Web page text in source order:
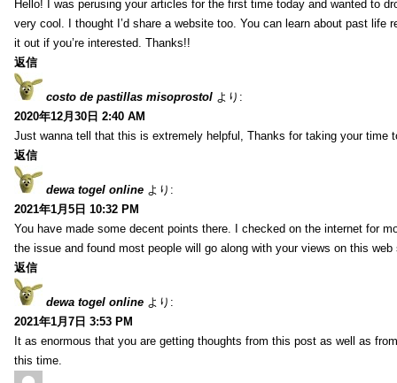
Hello! I was perusing your articles for the first time today and wanted to
very cool. I thought I’d share a website too. You can learn about past life
it out if you’re interested. Thanks!!
返信
costo de pastillas misoprostol より:
2020年12月30日 2:40 AM
Just wanna tell that this is extremely helpful, Thanks for taking your time
返信
dewa togel online より:
2021年1月5日 10:32 PM
You have made some decent points there. I checked on the internet for
the issue and found most people will go along with your views on this web
返信
dewa togel online より:
2021年1月7日 3:53 PM
It as enormous that you are getting thoughts from this post as well as
this time.